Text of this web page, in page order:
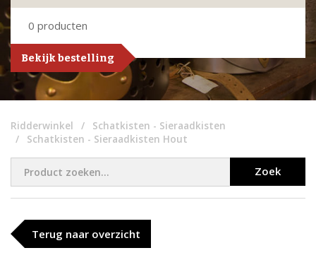
0 producten
Bekijk bestelling
Ridderwinkel
Schatkisten - Sieraadkisten
Schatkisten - Sieraadkisten Hout
Zoek
Terug naar overzicht